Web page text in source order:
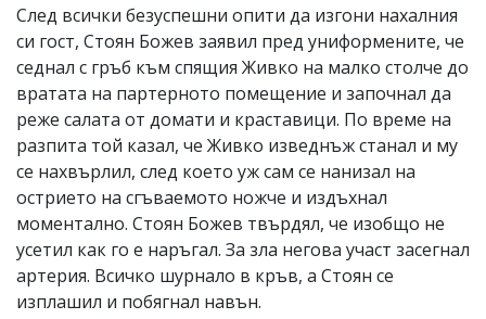
След всички безуспешни опити да изгони нахалния
си гост, Стоян Божев заявил пред униформените, че
седнал с гръб към спящия Живко на малко столче до
вратата на партерното помещение и започнал да
реже салата от домати и краставици. По време на
разпита той казал, че Живко изведнъж станал и му
се нахвърлил, след което уж сам се нанизал на
острието на сгъваемото ножче и издъхнал
моментално. Стоян Божев твърдял, че изобщо не
усетил как го е наръгал. За зла негова участ засегнал
артерия. Всичко шурнало в кръв, а Стоян се
изплашил и побягнал навън.